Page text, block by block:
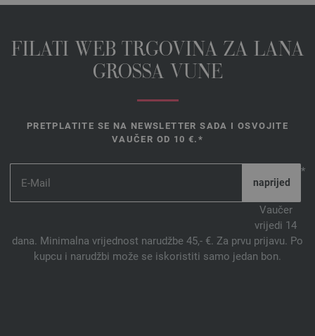
FILATI WEB TRGOVINA ZA LANA
GROSSA VUNE
PRETPLATITE SE NA NEWSLETTER SADA I OSVOJITE
VAUČER OD 10 €.*
*
Vaučer
vrijedi 14
dana. Minimalna vrijednost narudžbe 45,- €. Za prvu prijavu. Po
kupcu i narudžbi može se iskoristiti samo jedan bon.